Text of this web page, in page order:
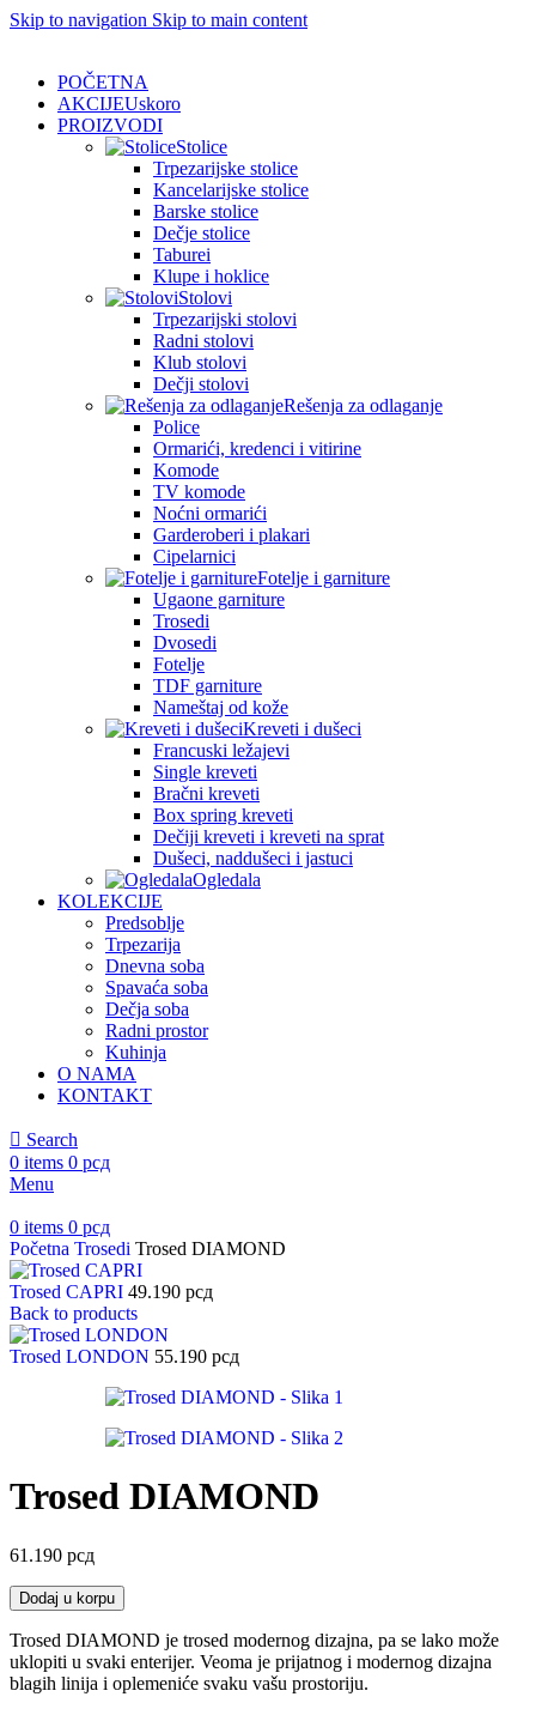
Skip to navigation Skip to main content
POČETNA
AKCIJEUskoro
PROIZVODI
Stolice
Trpezarijske stolice
Kancelarijske stolice
Barske stolice
Dečje stolice
Taburei
Klupe i hoklice
Stolovi
Trpezarijski stolovi
Radni stolovi
Klub stolovi
Dečji stolovi
Rešenja za odlaganje
Police
Ormarići, kredenci i vitirine
Komode
TV komode
Noćni ormarići
Garderoberi i plakari
Cipelarnici
Fotelje i garniture
Ugaone garniture
Trosedi
Dvosedi
Fotelje
TDF garniture
Nameštaj od kože
Kreveti i dušeci
Francuski ležajevi
Single kreveti
Bračni kreveti
Box spring kreveti
Dečiji kreveti i kreveti na sprat
Dušeci, naddušeci i jastuci
Ogledala
KOLEKCIJE
Predsoblje
Trpezarija
Dnevna soba
Spavaća soba
Dečja soba
Radni prostor
Kuhinja
O NAMA
KONTAKT
Search
0 items 0 рсд
Menu
0 items 0 рсд
Početna Trosedi Trosed DIAMOND
Trosed CAPRI 49.190 рсд
Back to products
Trosed LONDON 55.190 рсд
Trosed DIAMOND
61.190 рсд
Dodaj u korpu
Trosed DIAMOND je trosed modernog dizajna, pa se lako može
uklopiti u svaki enterijer. Veoma je prijatnog i modernog dizajna
blagih linija i oplemeniće svaku vašu prostoriju.